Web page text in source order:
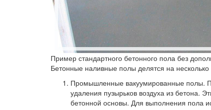
Пример стандартного бетонного пола без
Бетонные наливные полы делятся на несколько
Промышленные вакуумированные полы.
удаления пузырьков воздуха из бетона.
бетонной основы. Для выполнения пола